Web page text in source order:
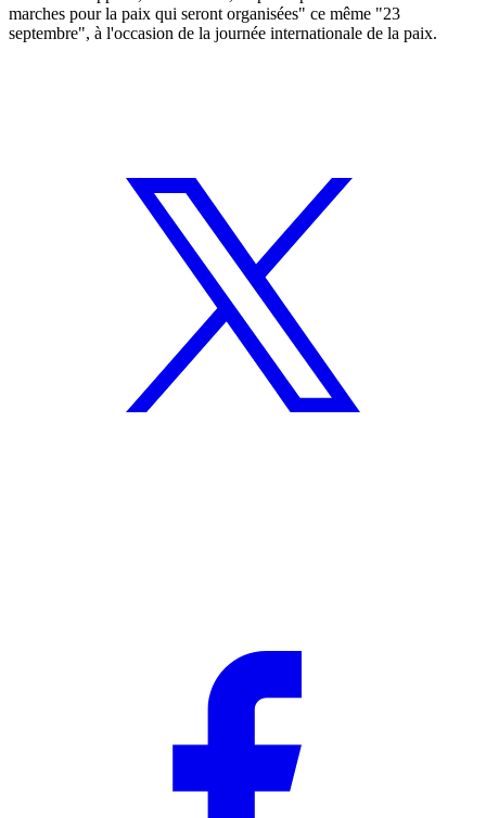
marches pour la paix qui seront organisées" ce même "23
septembre", à l'occasion de la journée internationale de la paix.